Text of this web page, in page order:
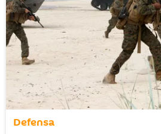
Defensa